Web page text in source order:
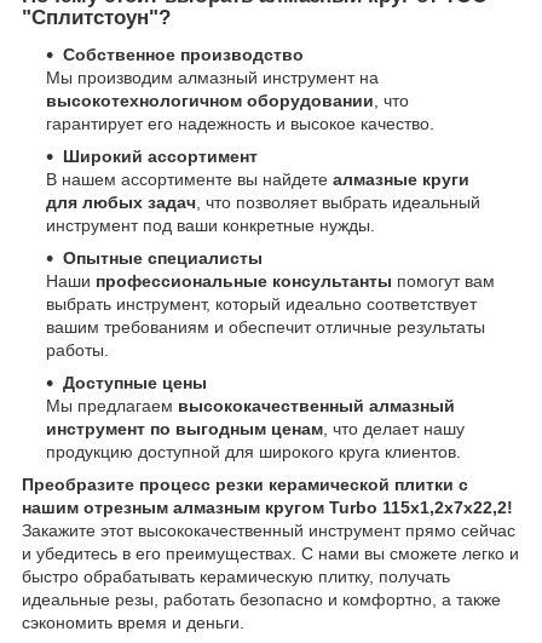
"Сплитстоун"?
Собственное производство
Мы производим алмазный инструмент на
высокотехнологичном оборудовании , что
гарантирует его надежность и высокое качество.
Широкий ассортимент
В нашем ассортименте вы найдете алмазные круги
для любых задач , что позволяет выбрать идеальный
инструмент под ваши конкретные нужды.
Опытные специалисты
Наши профессиональные консультанты помогут вам
выбрать инструмент, который идеально соответствует
вашим требованиям и обеспечит отличные результаты
работы.
Доступные цены
Мы предлагаем высококачественный алмазный
инструмент по выгодным ценам , что делает нашу
продукцию доступной для широкого круга клиентов.
Преобразите процесс резки керамической плитки с
нашим отрезным алмазным кругом Turbo 115x1,2x7x22,2!
Закажите этот высококачественный инструмент прямо сейчас
и убедитесь в его преимуществах. С нами вы сможете легко и
быстро обрабатывать керамическую плитку, получать
идеальные резы, работать безопасно и комфортно, а также
сэкономить время и деньги.